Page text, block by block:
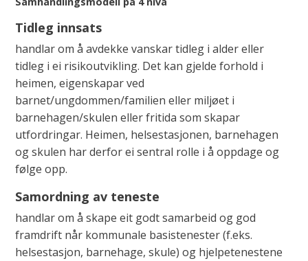
t
s
Tidleg innsats
handlar om å avdekke vanskar tidleg i alder eller
tidleg i ei risikoutvikling. Det kan gjelde forhold i
heimen, eigenskapar ved
barnet/ungdommen/familien eller miljøet i
barnehagen/skulen eller fritida som skapar
utfordringar. Heimen, helsestasjonen, barnehagen
og skulen har derfor ei sentral rolle i å oppdage og
følge opp.
Samordning av teneste
handlar om å skape eit godt samarbeid og god
framdrift når kommunale basistenester (f.eks.
helsestasjon, barnehage, skule) og hjelpetenestene